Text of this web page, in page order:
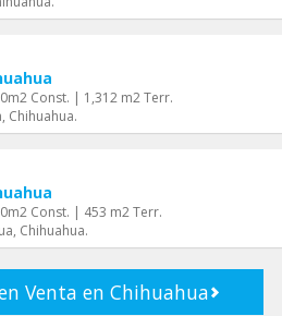
Const. | 1,312 m2 Terr.
Chihuahua.
Const. | 453 m2 Terr.
Chihuahua.
Venta en Chihuahua